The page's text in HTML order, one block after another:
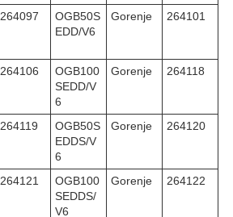
264097
OGB50S
EDD/V6
Gorenje 264101
264106
OGB100
SEDD/V
6
Gorenje 264118
264119
OGB50S
EDDS/V
6
Gorenje 264120
264121
OGB100
SEDDS/
V6
Gorenje 264122